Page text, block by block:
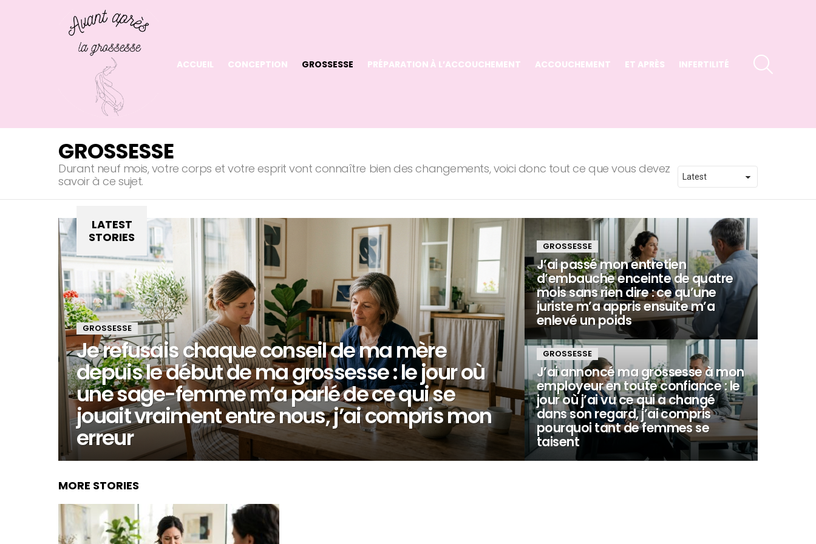
ACCUEIL CONCEPTION GROSSESSE PRÉPARATION À L’ACCOUCHEMENT ACCOUCHEMENT ET APRÈS INFERTILITÉ
GROSSESSE
Durant neuf mois, votre corps et votre esprit vont connaître bien des changements, voici donc tout ce que vous devez
savoir à ce sujet.
LATEST
STORIES
GROSSESSE
Je refusais chaque conseil de ma mère
depuis le début de ma grossesse : le jour où
une sage-femme m’a parlé de ce qui se
jouait vraiment entre nous, j’ai compris mon
erreur
GROSSESSE
J’ai passé mon entretien
d’embauche enceinte de quatre
mois sans rien dire : ce qu’une
juriste m’a appris ensuite m’a
enlevé un poids
GROSSESSE
J’ai annoncé ma grossesse à mon
employeur en toute confiance : le
jour où j’ai vu ce qui a changé
dans son regard, j’ai compris
pourquoi tant de femmes se
taisent
MORE STORIES